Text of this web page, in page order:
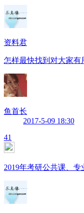
资料君
怎样最快找到对大家有
鱼首长
2017-5-09 18:30
41
2019年考研公共课、